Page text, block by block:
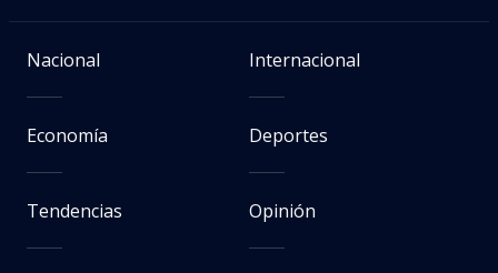
Nacional Internacional
Economía Deportes
Tendencias Opinión